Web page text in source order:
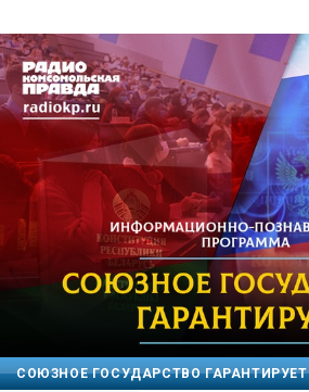
СОЮЗНОЕ ГОСУДАРСТВО ГАРАНТИРУЕТ